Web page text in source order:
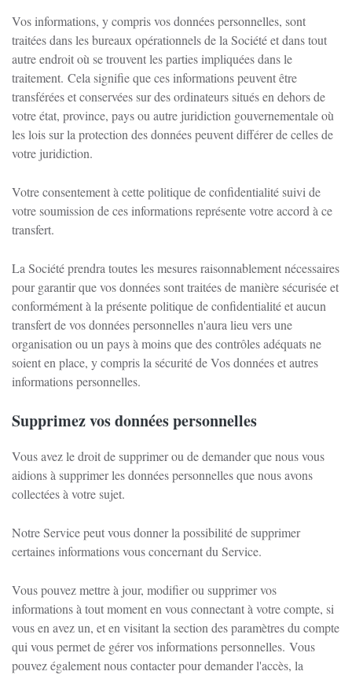
Vos informations, y compris vos données personnelles, sont
traitées dans les bureaux opérationnels de la Société et dans tout
autre endroit où se trouvent les parties impliquées dans le
traitement. Cela signifie que ces informations peuvent être
transférées et conservées sur des ordinateurs situés en dehors de
votre état, province, pays ou autre juridiction gouvernementale où
les lois sur la protection des données peuvent différer de celles de
votre juridiction.
Votre consentement à cette politique de confidentialité suivi de
votre soumission de ces informations représente votre accord à ce
transfert.
La Société prendra toutes les mesures raisonnablement nécessaires
pour garantir que vos données sont traitées de manière sécurisée et
conformément à la présente politique de confidentialité et aucun
transfert de vos données personnelles n'aura lieu vers une
organisation ou un pays à moins que des contrôles adéquats ne
soient en place, y compris la sécurité de Vos données et autres
informations personnelles.
Supprimez vos données personnelles
Vous avez le droit de supprimer ou de demander que nous vous
aidions à supprimer les données personnelles que nous avons
collectées à votre sujet.
Notre Service peut vous donner la possibilité de supprimer
certaines informations vous concernant du Service.
Vous pouvez mettre à jour, modifier ou supprimer vos
informations à tout moment en vous connectant à votre compte, si
vous en avez un, et en visitant la section des paramètres du compte
qui vous permet de gérer vos informations personnelles. Vous
pouvez également nous contacter pour demander l'accès, la